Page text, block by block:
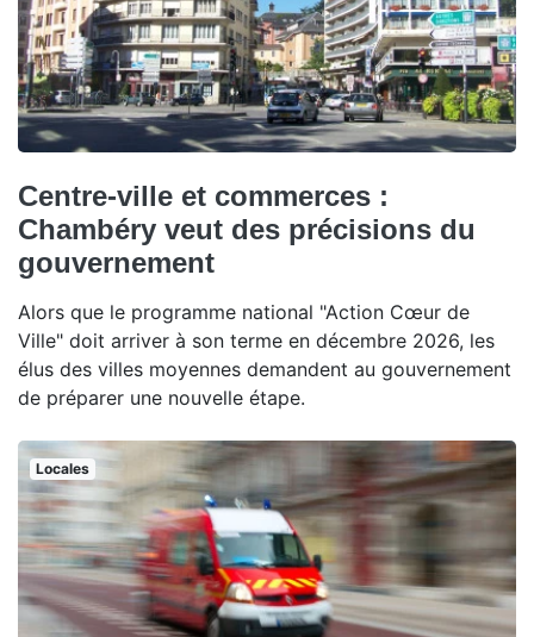
Centre-ville et commerces :
Chambéry veut des précisions du
gouvernement
Alors que le programme national "Action Cœur de
Ville" doit arriver à son terme en décembre 2026, les
élus des villes moyennes demandent au gouvernement
de préparer une nouvelle étape.
Locales